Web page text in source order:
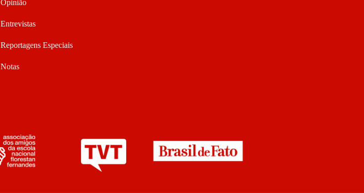
Opinião
Entrevistas
Reportagens Especiais
Notas